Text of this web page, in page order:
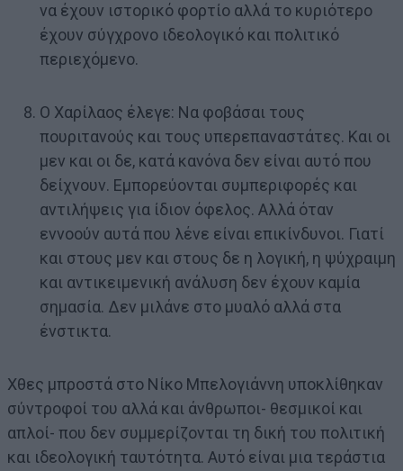
να έχουν ιστορικό φορτίο αλλά το κυριότερο
έχουν σύγχρονο ιδεολογικό και πολιτικό
περιεχόμενο.
Ο Χαρίλαος έλεγε: Να φοβάσαι τους
πουριτανούς και τους υπερεπαναστάτες. Και οι
μεν και οι δε, κατά κανόνα δεν είναι αυτό που
δείχνουν. Εμπορεύονται συμπεριφορές και
αντιλήψεις για ίδιον όφελος. Αλλά όταν
εννοούν αυτά που λένε είναι επικίνδυνοι. Γιατί
και στους μεν και στους δε η λογική, η ψύχραιμη
και αντικειμενική ανάλυση δεν έχουν καμία
σημασία. Δεν μιλάνε στο μυαλό αλλά στα
ένστικτα.
Χθες μπροστά στο Νίκο Μπελογιάννη υποκλίθηκαν
σύντροφοί του αλλά και άνθρωποι- θεσμικοί και
απλοί- που δεν συμμερίζονται τη δική του πολιτική
και ιδεολογική ταυτότητα. Αυτό είναι μια τεράστια